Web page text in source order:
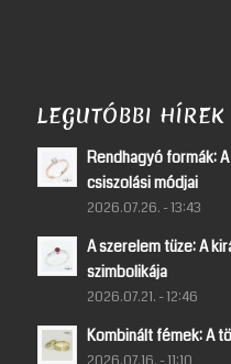
LEGUTÓBBI HÍREK
Rendhagyó formák:
csiszolási módjai
2026.07.26. - 13:43
A szerelem tüze: A
szimbolikája
2026.07.21. - 12:46
Kombinált fémek: A